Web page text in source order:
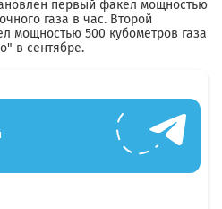
первый факел мощностью
газа в час. Второй
мощностью 500 кубометров газа
в сентябре.